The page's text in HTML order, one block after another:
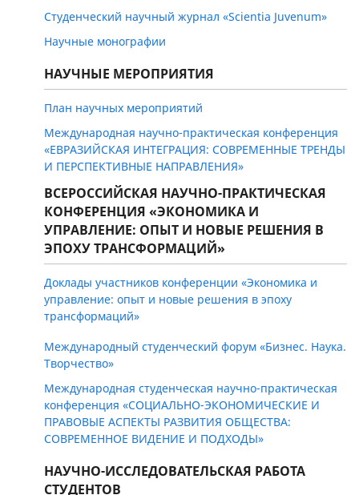
Студенческий научный журнал «Scientia Juvenum»
Научные монографии
НАУЧНЫЕ МЕРОПРИЯТИЯ
План научных мероприятий
Международная научно-практическая конференция
«ЕВРАЗИЙСКАЯ ИНТЕГРАЦИЯ: СОВРЕМЕННЫЕ ТРЕНДЫ
И ПЕРСПЕКТИВНЫЕ НАПРАВЛЕНИЯ»
ВСЕРОССИЙСКАЯ НАУЧНО-ПРАКТИЧЕСКАЯ
КОНФЕРЕНЦИЯ «ЭКОНОМИКА И
УПРАВЛЕНИЕ: ОПЫТ И НОВЫЕ РЕШЕНИЯ В
ЭПОХУ ТРАНСФОРМАЦИЙ»
Доклады участников конференции «Экономика и
управление: опыт и новые решения в эпоху
трансформаций»
Международный студенческий форум «Бизнес. Наука.
Творчество»
Международная cтуденческая научно-практическая
конференция «СОЦИАЛЬНО-ЭКОНОМИЧЕСКИЕ И
ПРАВОВЫЕ АСПЕКТЫ РАЗВИТИЯ ОБЩЕСТВА:
СОВРЕМЕННОЕ ВИДЕНИЕ И ПОДХОДЫ»
НАУЧНО-ИССЛЕДОВАТЕЛЬСКАЯ РАБОТА
СТУДЕНТОВ